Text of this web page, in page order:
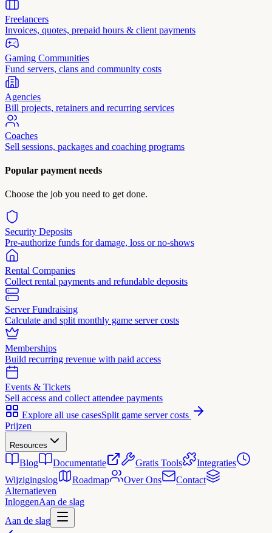
Freelancers
Invoices, quotes, prepaid hours & client payments
Gaming Communities
Fund servers, clans and community costs
Agencies
Bill projects, retainers and recurring services
Coaches
Sell sessions, packages and coaching programs
Popular payment needs
Choose the job you need to get done.
Security Deposits
Pre-authorize funds for damage, loss or no-shows
Rental Companies
Collect rental payments and refundable deposits
Server Fundraising
Calculate and split monthly game server costs
Memberships
Build recurring revenue with paid access
Events & Tickets
Sell access and collect attendee payments
Explore all use casesSplit game server costs
Prijzen
Resources
Blog Documentatie Gratis Tools
Integraties
Wijzigingslog
Roadmap Over Ons
Contact
Alternatieven
InloggenAan de slag
Aan de slag